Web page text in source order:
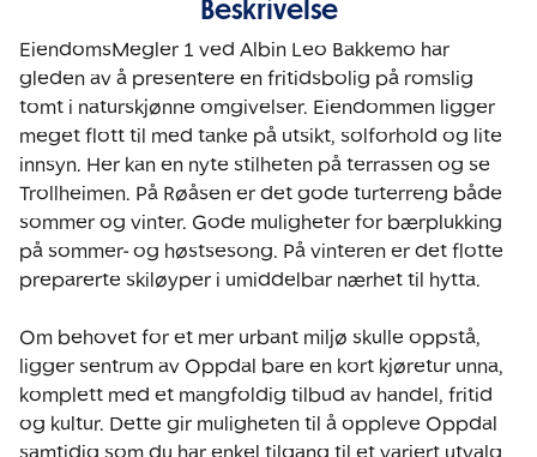
Beskrivelse
EiendomsMegler 1 ved Albin Leo Bakkemo har
gleden av å presentere en fritidsbolig på romslig
tomt i naturskjønne omgivelser. Eiendommen ligger
meget flott til med tanke på utsikt, solforhold og lite
innsyn. Her kan en nyte stilheten på terrassen og se
Trollheimen. På Røåsen er det gode turterreng både
sommer og vinter. Gode muligheter for bærplukking
på sommer- og høstsesong. På vinteren er det flotte
preparerte skiløyper i umiddelbar nærhet til hytta.
Om behovet for et mer urbant miljø skulle oppstå,
ligger sentrum av Oppdal bare en kort kjøretur unna,
komplett med et mangfoldig tilbud av handel, fritid
og kultur. Dette gir muligheten til å oppleve Oppdal